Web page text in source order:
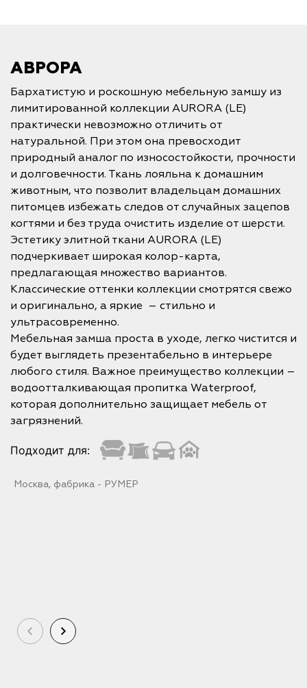
АВРОРА
Бархатистую и роскошную мебельную замшу из
лимитированной коллекции AURORA (LE)
практически невозможно отличить от
натуральной. При этом она превосходит
природный аналог по износостойкости, прочности
и долговечности. Ткань лояльна к домашним
животным, что позволит владельцам домашних
питомцев избежать следов от случайных зацепов
когтями и без труда очистить изделие от шерсти.
Эстетику элитной ткани AURORA (LE)
подчеркивает широкая колор-карта,
предлагающая множество вариантов.
Классические оттенки коллекции смотрятся свежо
и оригинально, а яркие – стильно и
ультрасовременно.
Мебельная замша проста в уходе, легко чистится и
будет выглядеть презентабельно в интерьере
любого стиля. Важное преимущество коллекции –
водоотталкивающая пропитка Waterproof,
которая дополнительно защищает мебель от
загрязнений.
Подходит для:
Москва, фабрика - РУМЕР